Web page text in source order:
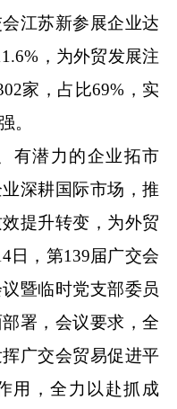
江苏新参展企业达
，为外贸发展注
家，占比69%，实
。
潜力的企业拓市
深耕国际市场，推
提升转变，为外贸
日，第139届广交会
暨临时党支部委员
署，会议要求，全
广交会贸易促进平
用，全力以赴抓成